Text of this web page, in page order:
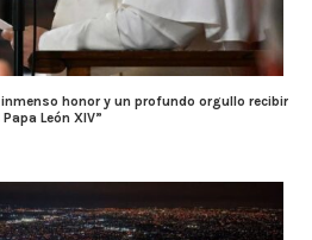
honor y un profundo orgullo recibir
León XIV”